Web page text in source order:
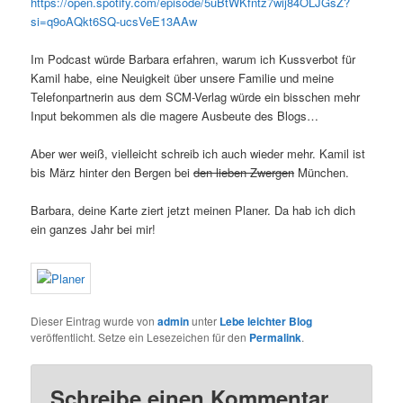
si=q9oAQkt6SQ-ucsVeE13AAw
Im Podcast würde Barbara erfahren, warum ich Kussverbot für
Kamil habe, eine Neuigkeit über unsere Familie und meine
Telefonpartnerin aus dem SCM-Verlag würde ein bisschen mehr
Input bekommen als die magere Ausbeute des Blogs…
Aber wer weiß, vielleicht schreib ich auch wieder mehr. Kamil ist
bis März hinter den Bergen beiden lieben Zwergen München.
Barbara, deine Karte ziert jetzt meinen Planer. Da hab ich dich
ein ganzes Jahr bei mir!
Dieser Eintrag wurde vonadminunter Lebe leichter Blog
veröffentlicht. Setze ein Lesezeichen für den Permalink.